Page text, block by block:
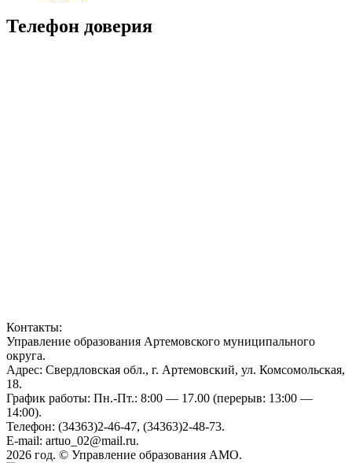
Телефон доверия
Контакты:
Управление образования Артемовского муниципального
округа.
Адрес: Свердловская обл., г. Артемовский, ул. Комсомольская,
18.
График работы: Пн.-Пт.: 8:00 — 17.00 (перерыв: 13:00 —
14:00).
Телефон: (34363)2-46-47, (34363)2-48-73.
E-mail: artuo_02@mail.ru.
2026 год. © Управление образования АМО.